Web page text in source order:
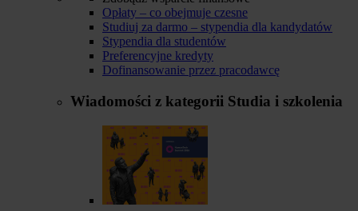
Opłaty – co obejmuje czesne
Studiuj za darmo – stypendia dla kandydatów
Stypendia dla studentów
Preferencyjne kredyty
Dofinansowanie przez pracodawcę
Wiadomości z kategorii Studia i szkolenia